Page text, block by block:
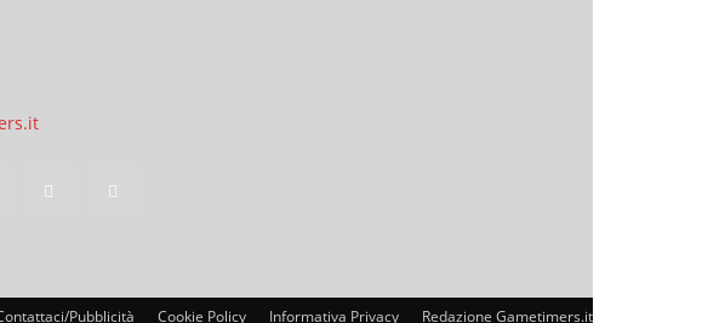
Pubblicità Cookie Policy Informativa Privacy Redazione Gametimers.it